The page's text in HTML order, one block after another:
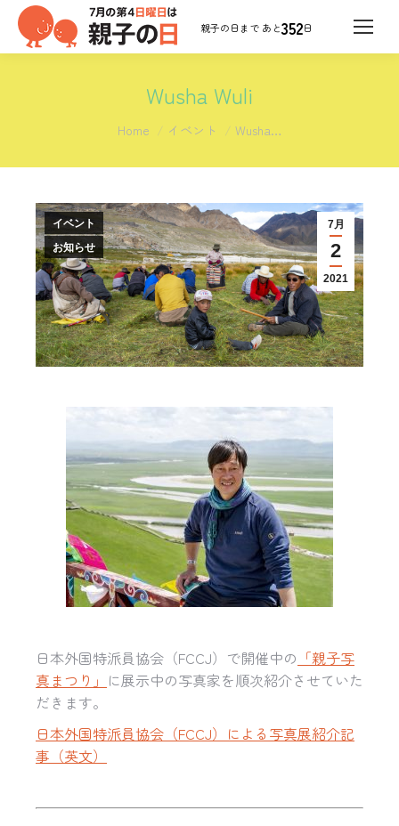
352日
Wusha Wuli
You are here:
Home イベント Wusha…
7月
2
2021
イベント
お知らせ
日本外国特派員協会（FCCJ）で開催中の 「親子写
真まつり」 に展示中の写真家を順次紹介させていた
だきます。
日本外国特派員協会（FCCJ）による写真展紹介記
事（英文）